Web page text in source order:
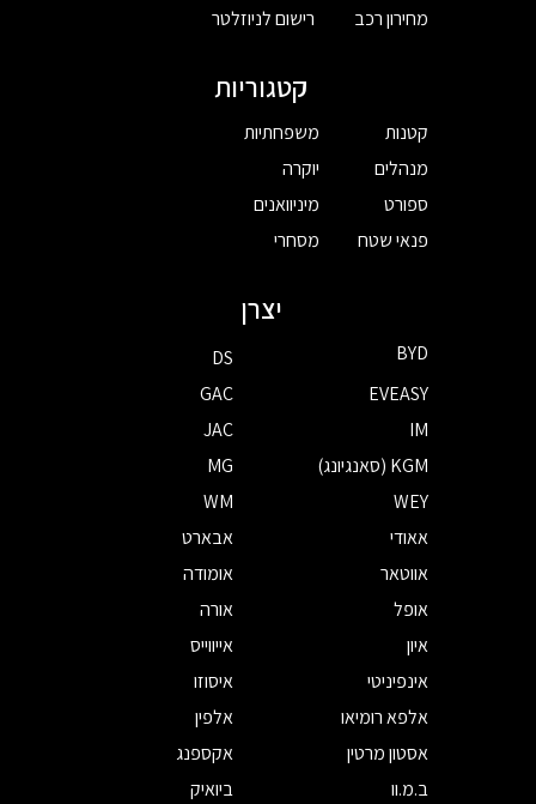
מחירון רכב
רישום לניוזלטר
קטגוריות
קטנות
מנהלים
ספורט
פנאי שטח
משפחתיות
יוקרה
מיניוואנים
מסחרי
יצרן
BYD
DS
EVEASY
GAC
IM
JAC
KGM (סאנגיונג)
MG
WEY
WM
אאודי
אבארט
אווטאר
אומודה
אופל
אורה
איון
אייווייס
אינפיניטי
איסוזו
אלפא רומיאו
אלפין
אסטון מרטין
אקספנג
ב.מ.וו
ביואיק